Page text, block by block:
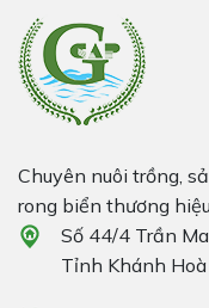
Chuyên nuôi trồng,
rong biển thương hiệu
Số 44/4 Trần
Tỉnh Khánh Hoà